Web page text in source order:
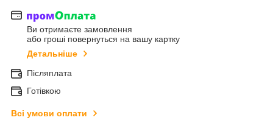
Ви отримаєте замовлення
або гроші повернуться на вашу картку
Детальніше
Післяплата
Готівкою
Всі умови оплати